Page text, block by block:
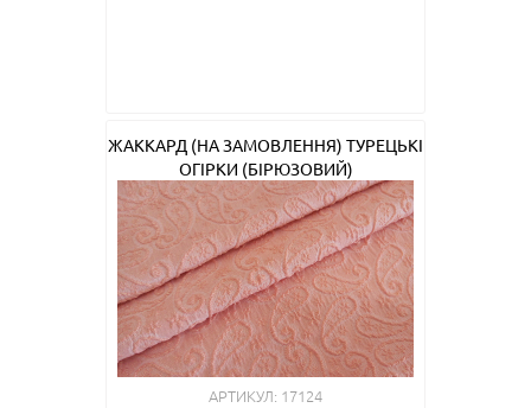
ЖАККАРД (НА ЗАМОВЛЕННЯ) ТУРЕЦЬКІ
ОГІРКИ (БІРЮЗОВИЙ)
АРТИКУЛ: 17124